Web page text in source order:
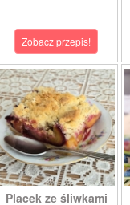
Zobacz przepis!
Placek ze śliwkami